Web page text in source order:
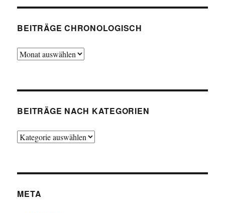
BEITRÄGE CHRONOLOGISCH
Beiträge
BEITRÄGE NACH KATEGORIEN
Beiträge
META